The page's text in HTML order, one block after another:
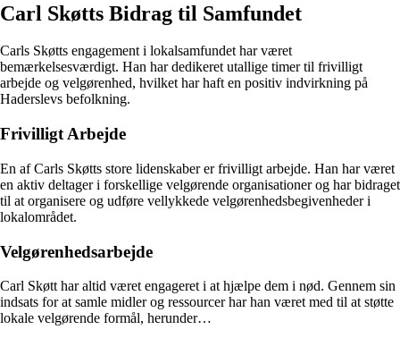
Carl Skøtts Bidrag til Samfundet
Carls Skøtts engagement i lokalsamfundet har været
bemærkelsesværdigt. Han har dedikeret utallige timer til frivilligt
arbejde og velgørenhed, hvilket har haft en positiv indvirkning på
Haderslevs befolkning.
Frivilligt Arbejde
En af Carls Skøtts store lidenskaber er frivilligt arbejde. Han har været
en aktiv deltager i forskellige velgørende organisationer og har bidraget
til at organisere og udføre vellykkede velgørenhedsbegivenheder i
lokalområdet.
Velgørenhedsarbejde
Carl Skøtt har altid været engageret i at hjælpe dem i nød. Gennem sin
indsats for at samle midler og ressourcer har han været med til at støtte
lokale velgørende formål, herunder…